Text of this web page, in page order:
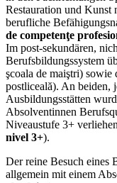
Restauration und Kunst
berufliche
de competenţe
Im post-sekundären,
Berufsbildungssystem
şcoala de maiştri) sowie
postliceală). An beiden,
Ausbildungsstätten
Absolventinnen
Niveaustufe 3+
nivel 3+).
Der reine Besuch eines
allgemein mit einem